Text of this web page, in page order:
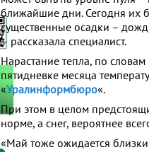
ближайшие дни. Сегодня их
существенные осадки –
– рассказала специалист.
Нарастание тепла, по
пятидневке месяца
«Уралинформбюро«.
При этом в целом
норме, а снег, вероятнее
«Май тоже ожидается